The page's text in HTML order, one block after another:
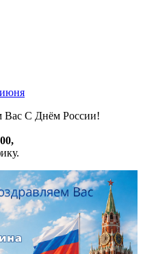
Вас С Днём России!